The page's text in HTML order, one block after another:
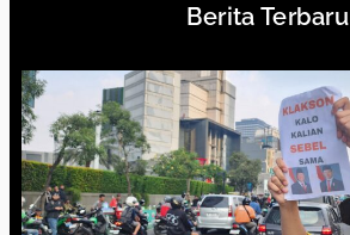
Berita Terbaru